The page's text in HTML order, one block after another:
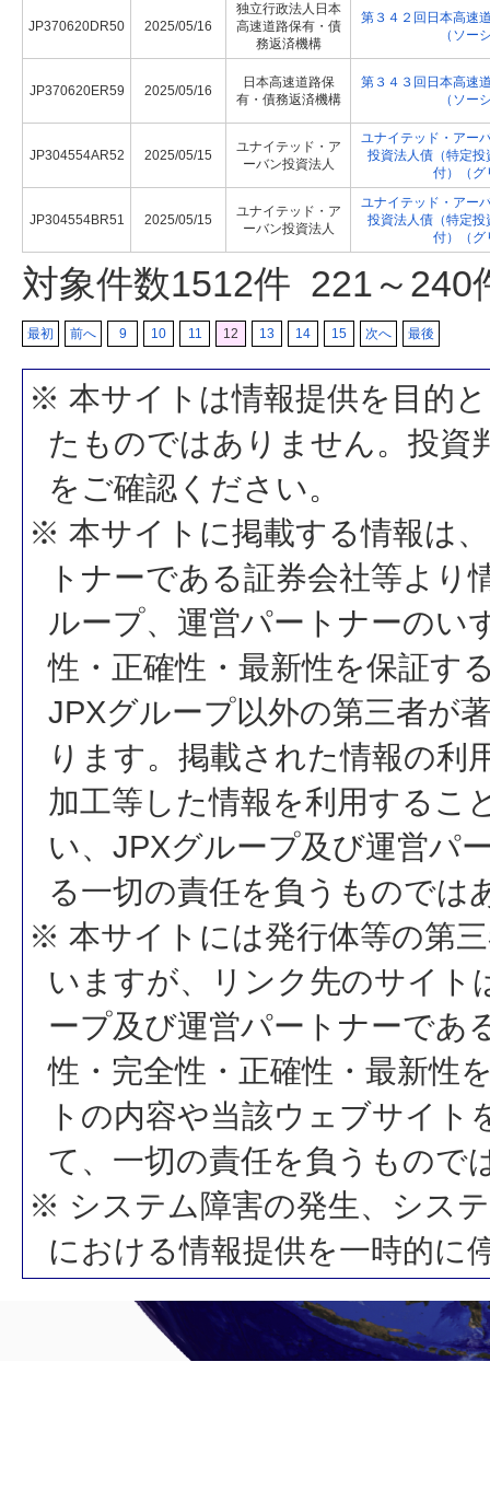
JP370620DR50 2025/05/16
独立行政法人日本
高速道路保有・債
務返済機構
第３４２回日本高速
（ソー
JP370620ER59 2025/05/16
日本高速道路保
有・債務返済機構
第３４３回日本高速
（ソー
JP304554AR52 2025/05/15
ユナイテッド・ア
ーバン投資法人
ユナイテッド・アー
投資法人債（特定
付）（グ
JP304554BR51 2025/05/15
ユナイテッド・ア
ーバン投資法人
ユナイテッド・アー
投資法人債（特定
付）（グ
対象件数1512件 221～240
最初 前へ 9 10 11 12 13 14 15 次へ 最後
※ 本サイトは情報提供を目的
たものではありません。投資
をご確認ください。
※ 本サイトに掲載する情報は
トナーである証券会社等よ
ループ、運営パートナーのい
性・正確性・最新性を保証す
JPXグループ以外の第三者が
ります。掲載された情報の利
加工等した情報を利用するこ
い、JPXグループ及び運営パ
る一切の責任を負うものでは
※ 本サイトには発行体等の第
いますが、リンク先のサイト
ープ及び運営パートナーであ
性・完全性・正確性・最新性
トの内容や当該ウェブサイ
て、一切の責任を負うもので
※ システム障害の発生、シス
における情報提供を一時的に